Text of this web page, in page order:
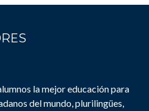
la mejor educación para
del mundo, plurilingües,